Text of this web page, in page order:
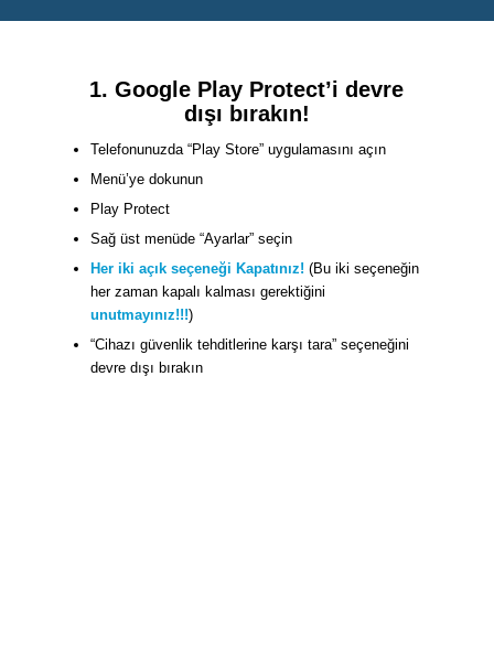
1. Google Play Protect’i devre
dışı bırakın!
Telefonunuzda “Play Store” uygulamasını açın
Menü’ye dokunun
Play Protect
Sağ üst menüde “Ayarlar” seçin
Her iki açık seçeneği Kapatınız! (Bu iki seçeneğin
her zaman kapalı kalması gerektiğini
unutmayınız!!!)
“Cihazı güvenlik tehditlerine karşı tara” seçeneğini
devre dışı bırakın